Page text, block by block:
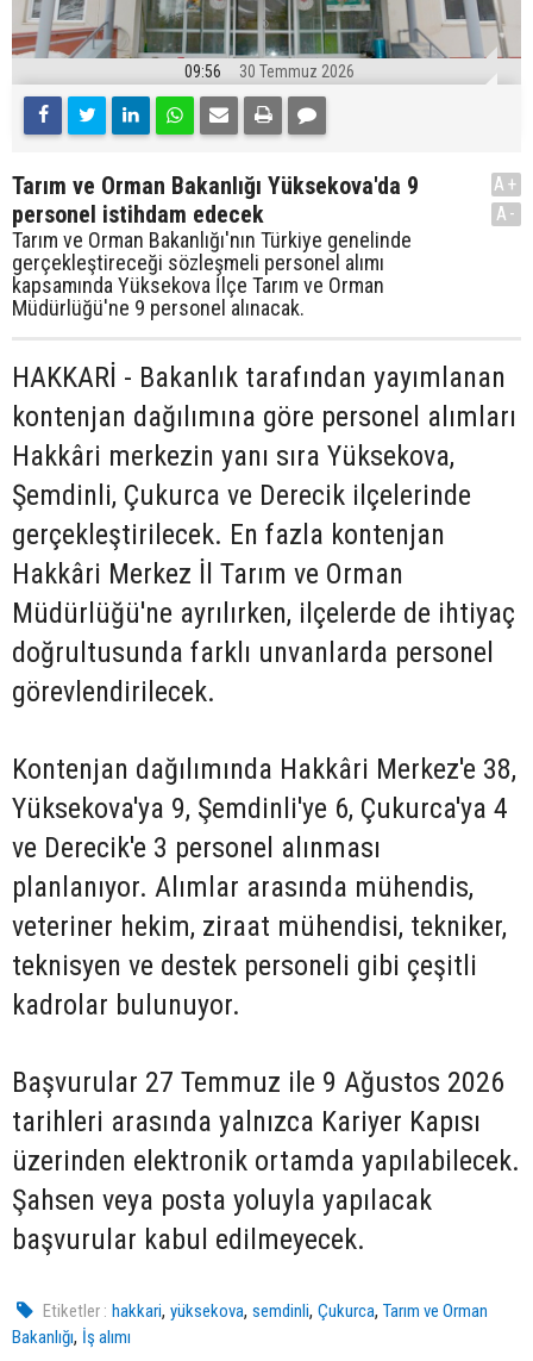
09:56 30 Temmuz 2026
Tarım ve Orman Bakanlığı Yüksekova'da 9
personel istihdam edecek
Tarım ve Orman Bakanlığı'nın Türkiye genelinde
gerçekleştireceği sözleşmeli personel alımı
kapsamında Yüksekova İlçe Tarım ve Orman
Müdürlüğü'ne 9 personel alınacak.
A+
A-
HAKKARİ - Bakanlık tarafından yayımlanan
kontenjan dağılımına göre personel alımları
Hakkâri merkezin yanı sıra Yüksekova,
Şemdinli, Çukurca ve Derecik ilçelerinde
gerçekleştirilecek. En fazla kontenjan
Hakkâri Merkez İl Tarım ve Orman
Müdürlüğü'ne ayrılırken, ilçelerde de ihtiyaç
doğrultusunda farklı unvanlarda personel
görevlendirilecek.
Kontenjan dağılımında Hakkâri Merkez'e 38,
Yüksekova'ya 9, Şemdinli'ye 6, Çukurca'ya 4
ve Derecik'e 3 personel alınması
planlanıyor. Alımlar arasında mühendis,
veteriner hekim, ziraat mühendisi, tekniker,
teknisyen ve destek personeli gibi çeşitli
kadrolar bulunuyor.
Başvurular 27 Temmuz ile 9 Ağustos 2026
tarihleri arasında yalnızca Kariyer Kapısı
üzerinden elektronik ortamda yapılabilecek.
Şahsen veya posta yoluyla yapılacak
başvurular kabul edilmeyecek.
Etiketler : hakkari,yüksekova,semdinli,Çukurca,Tarım ve Orman
Bakanlığı, İş alımı